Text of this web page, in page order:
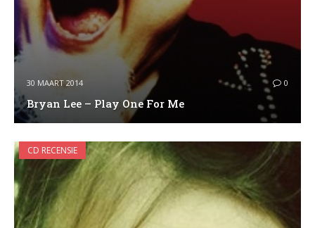
30 MAART 2014 0
Bryan Lee – Play One For Me
CD RECENSIE